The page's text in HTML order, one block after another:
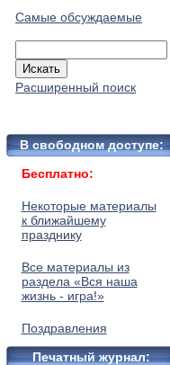
Самые обсуждаемые
Расширенный поиск
В свободном доступе:
Бесплатно:
Некоторые материалы
к ближайшему
празднику
Все материалы из
раздела «Вся наша
жизнь - игра!»
Поздравления
Печатный журнал: